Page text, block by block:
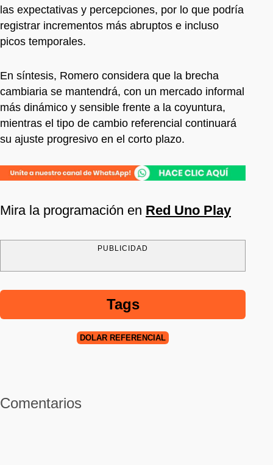
las expectativas y percepciones, por lo que podría
registrar incrementos más abruptos e incluso
picos temporales.
En síntesis, Romero considera que la brecha
cambiaria se mantendrá, con un mercado informal
más dinámico y sensible frente a la coyuntura,
mientras el tipo de cambio referencial continuará
su ajuste progresivo en el corto plazo.
Mira la programación en Red Uno Play
PUBLICIDAD
Tags
DOLAR REFERENCIAL
Comentarios